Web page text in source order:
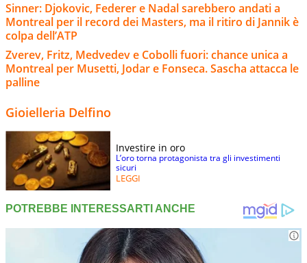
Sinner: Djokovic, Federer e Nadal sarebbero andati a
Montreal per il record dei Masters, ma il ritiro di Jannik è
colpa dell’ATP
Zverev, Fritz, Medvedev e Cobolli fuori: chance unica a
Montreal per Musetti, Jodar e Fonseca. Sascha attacca le
palline
Gioielleria Delfino
Investire in oro
L’oro torna protagonista tra gli investimenti
sicuri
LEGGI